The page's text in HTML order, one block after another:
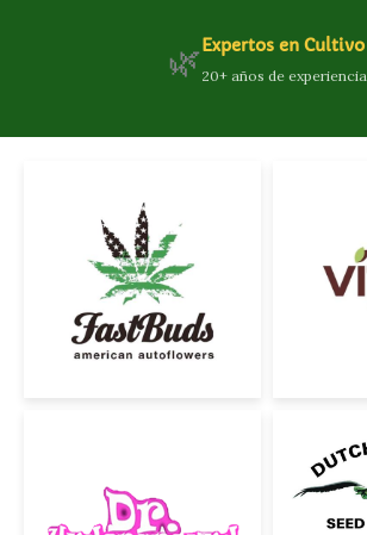
🌿Expertos en Cultivo
20+ años de experiencia